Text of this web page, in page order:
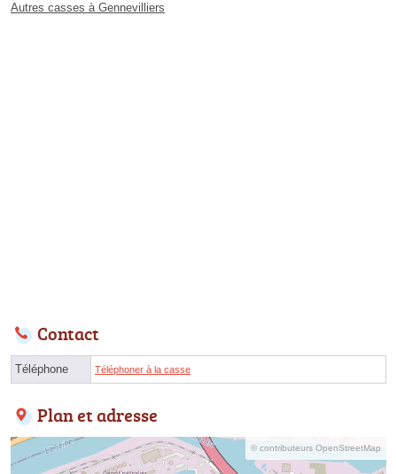
Autres casses à Gennevilliers
Contact
Téléphone Téléphoner à la casse
Plan et adresse
© contributeurs OpenStreetMap